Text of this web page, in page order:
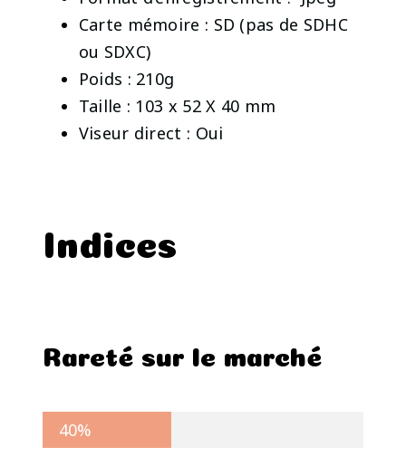
Carte mémoire : SD (pas de SDHC
ou SDXC)
Poids : 210g
Taille : 103 x 52 X 40 mm
Viseur direct : Oui
Indices
Rareté sur le marché
40%